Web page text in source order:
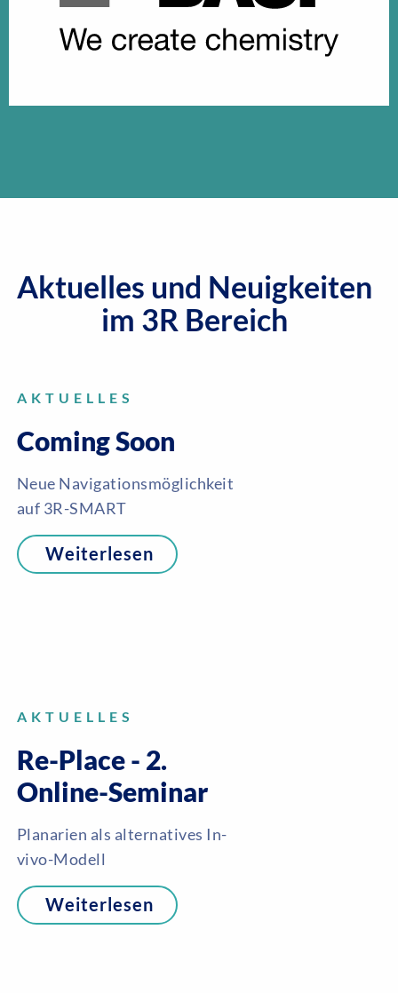
Aktuelles und Neuigkeiten
im 3R Bereich
AKTUELLES
Coming Soon
Neue Navigationsmöglichkeit
auf 3R-SMART
Weiterlesen
AKTUELLES
Re-Place - 2.
Online-Seminar
Planarien als alternatives In-
vivo-Modell
Weiterlesen